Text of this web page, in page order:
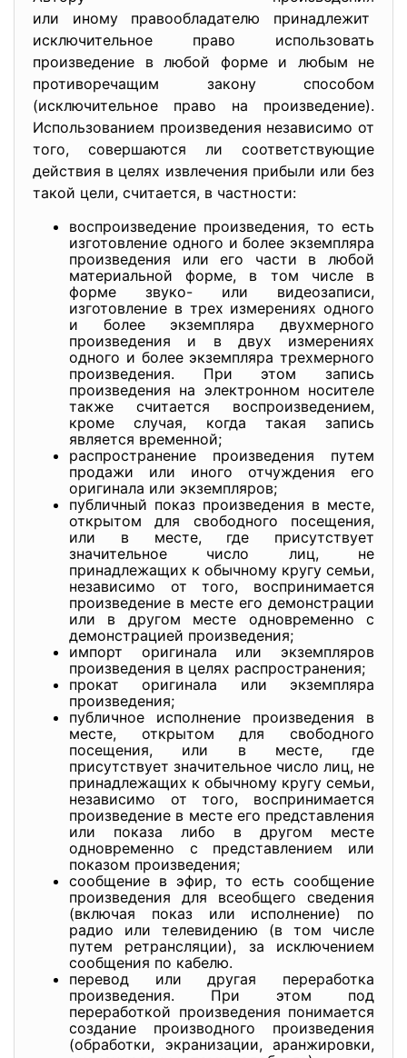
или иному правообладателю принадлежит
исключительное право использовать
произведение в любой форме и любым не
противоречащим закону способом
(исключительное право на произведение).
Использованием произведения независимо от
того, совершаются ли соответствующие
действия в целях извлечения прибыли или без
такой цели, считается, в частности:
воспроизведение произведения, то есть
изготовление одного и более экземпляра
произведения или его части в любой
материальной форме, в том числе в
форме звуко- или видеозаписи,
изготовление в трех измерениях одного
и более экземпляра двухмерного
произведения и в двух измерениях
одного и более экземпляра трехмерного
произведения. При этом запись
произведения на электронном носителе
также считается воспроизведением,
кроме случая, когда такая запись
является временной;
распространение произведения путем
продажи или иного отчуждения его
оригинала или экземпляров;
публичный показ произведения в месте,
открытом для свободного посещения,
или в месте, где присутствует
значительное число лиц, не
принадлежащих к обычному кругу семьи,
независимо от того, воспринимается
произведение в месте его демонстрации
или в другом месте одновременно с
демонстрацией произведения;
импорт оригинала или экземпляров
произведения в целях распространения;
прокат оригинала или экземпляра
произведения;
публичное исполнение произведения в
месте, открытом для свободного
посещения, или в месте, где
присутствует значительное число лиц, не
принадлежащих к обычному кругу семьи,
независимо от того, воспринимается
произведение в месте его представления
или показа либо в другом месте
одновременно с представлением или
показом произведения;
сообщение в эфир, то есть сообщение
произведения для всеобщего сведения
(включая показ или исполнение) по
радио или телевидению (в том числе
путем ретрансляции), за исключением
сообщения по кабелю.
перевод или другая переработка
произведения. При этом под
переработкой произведения понимается
создание производного произведения
(обработки, экранизации, аранжировки,